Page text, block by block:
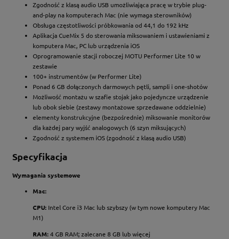
Zgodność z klasą audio USB umożliwiająca pracę w trybie plug-
and-play na komputerach Mac (nie wymaga sterowników)
Obsługa częstotliwości próbkowania od 44,1 do 192 kHz
Aplikacja CueMix 5 do sterowania miksowaniem i ustawieniami z
komputera Mac, PC lub urządzenia iOS
Oprogramowanie stacji roboczej MOTU Performer Lite 10 w
zestawie
100+ instrumentów (w Performer Lite)
Ponad 6 GB dołączonych darmowych pętli, sampli i one-shotów
Możliwość montażu w szafie stojak jako pojedyncze urządzenie
lub obok siebie (zestawy montażowe sprzedawane oddzielnie)
elementy konstrukcyjne (bezpośrednie) miksowanie monitorów
dla każdej pary wyjść analogowych (6 szyn miksujących)
Zgodność z systemem iOS (zgodność z klasą audio USB)
Specyfikacja
Wymagania systemowe
Mac:
CPU: Intel Core i3 Mac lub szybszy (w tym nowe komputery Mac
M1)
RAM:4 GB RAM; zalecane 8 GB lub więcej